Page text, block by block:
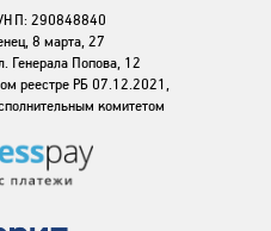
290848840
8 марта, 27
Генерала Попова, 12
реестре РБ 07.12.2021,
комитетом